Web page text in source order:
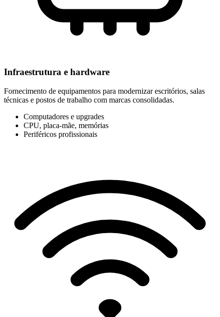
Infraestrutura e hardware
Fornecimento de equipamentos para modernizar escritórios, salas
técnicas e postos de trabalho com marcas consolidadas.
Computadores e upgrades
CPU, placa-mãe, memórias
Periféricos profissionais